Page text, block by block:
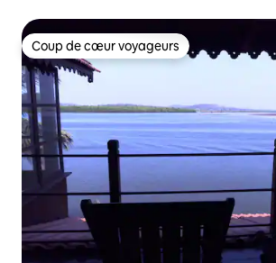
Coup de cœur voyageurs
Coup de cœur voyageurs